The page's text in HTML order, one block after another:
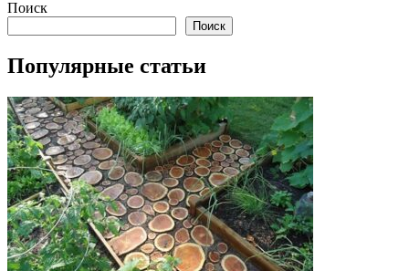
Поиск
Поиск
Популярные статьи